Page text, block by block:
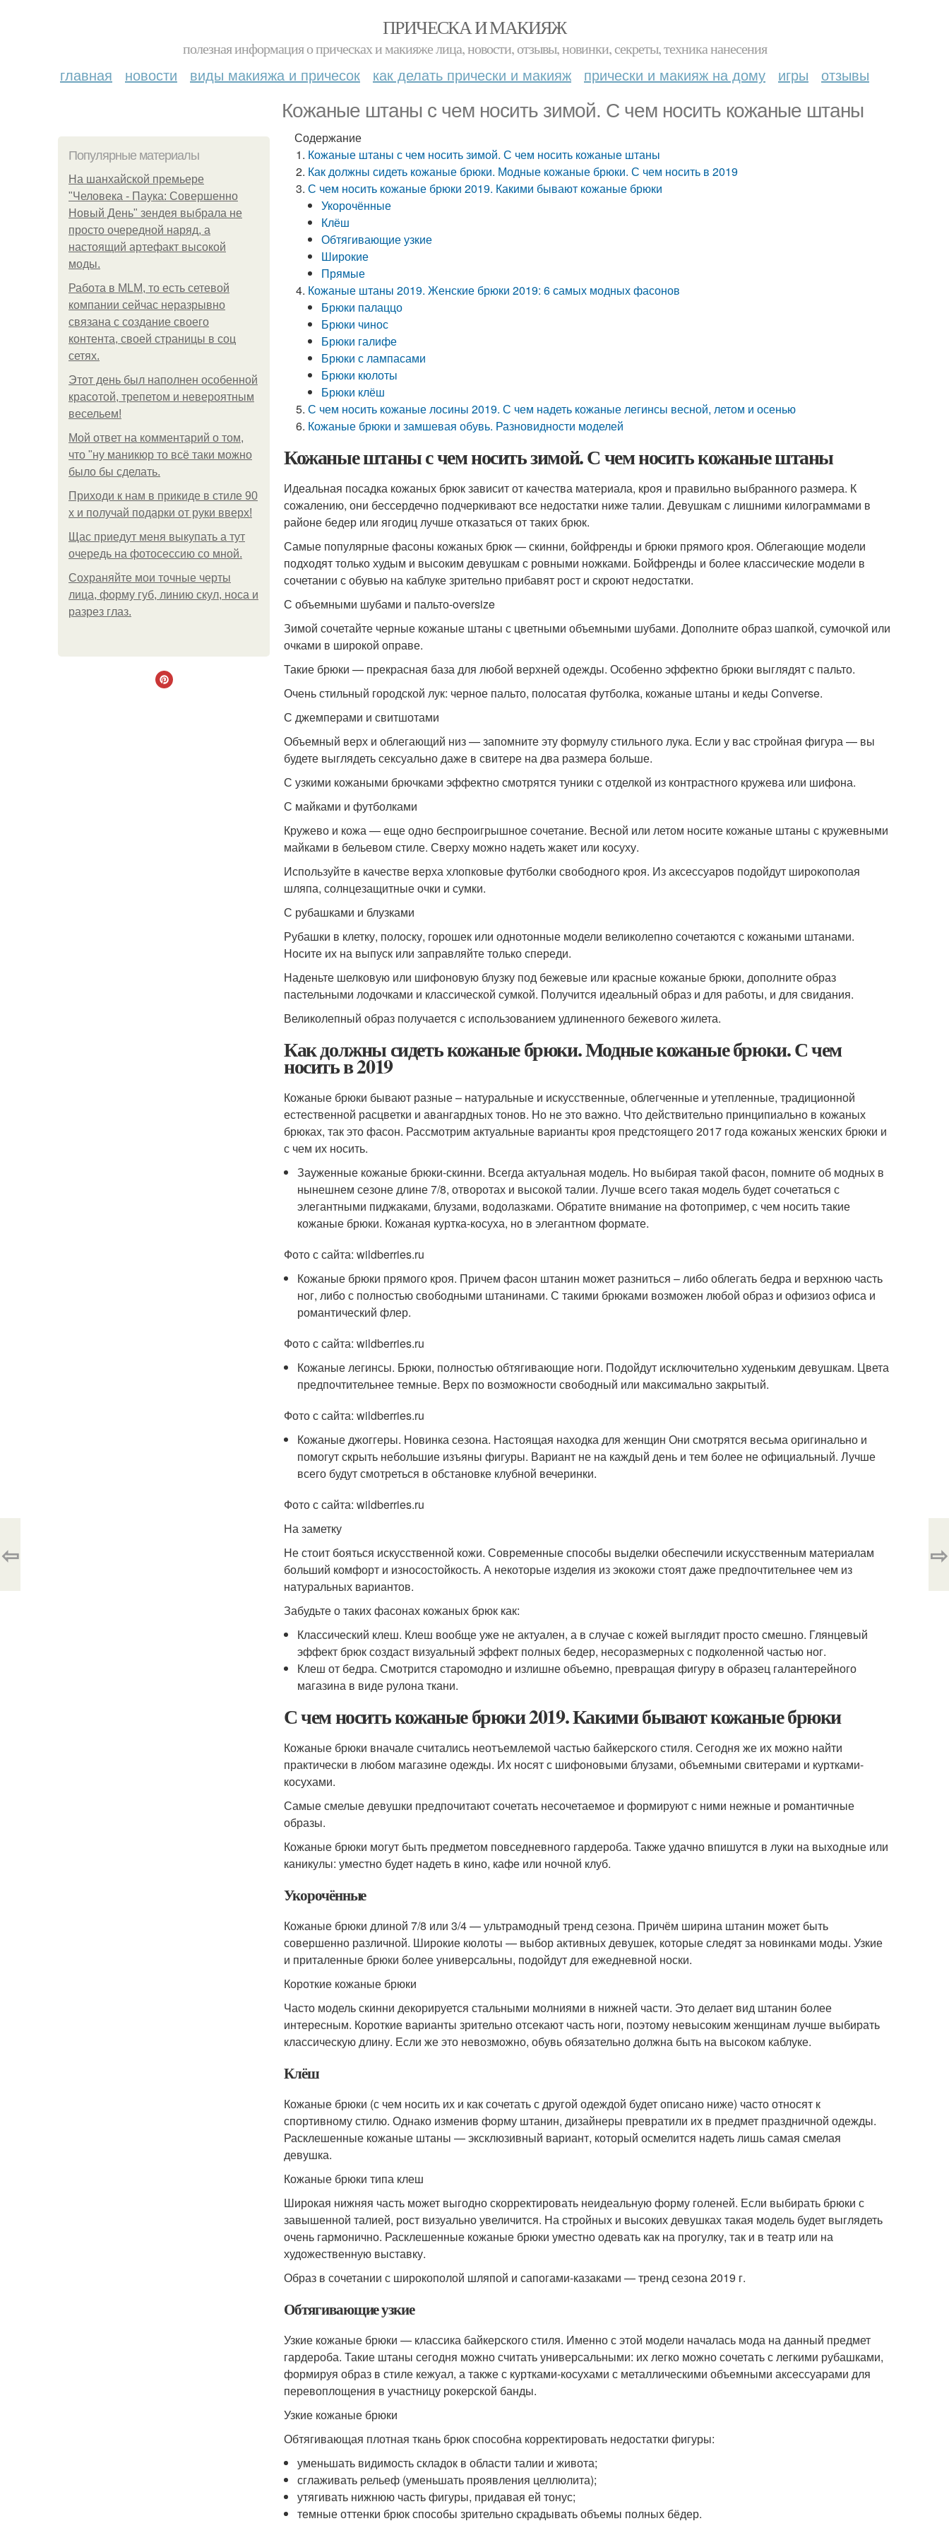
ПРИЧЕСКА И МАКИЯЖ
полезная информация о прическах и макияже лица, новости, отзывы, новинки, секреты, техника нанесения
главная новости виды макияжа и причесок как делать прически и макияж прически и макияж на дому игры отзывы
Кожаные штаны с чем носить зимой. С чем носить кожаные штаны
Популярные материалы
На шанхайской премьере
"Человека - Паука: Совершенно
Новый День" зендея выбрала не
просто очередной наряд, а
настоящий артефакт высокой
моды.
Работа в MLM, то есть сетевой
компании сейчас неразрывно
связана с создание своего
контента, своей страницы в соц
сетях.
Этот день был наполнен особенной
красотой, трепетом и невероятным
весельем!
Мой ответ на комментарий о том,
что "ну маникюр то всё таки можно
было бы сделать.
Приходи к нам в прикиде в стиле 90
х и получай подарки от руки вверх!
Щас приедут меня выкупать а тут
очередь на фотосессию со мной.
Сохраняйте мои точные черты
лица, форму губ, линию скул, носа и
разрез глаз.
Содержание
Кожаные штаны с чем носить зимой. С чем носить кожаные штаны
Как должны сидеть кожаные брюки. Модные кожаные брюки. С чем носить в 2019
С чем носить кожаные брюки 2019. Какими бывают кожаные брюки
Укорочённые
Клёш
Обтягивающие узкие
Широкие
Прямые
Кожаные штаны 2019. Женские брюки 2019: 6 самых модных фасонов
Брюки палаццо
Брюки чинос
Брюки галифе
Брюки с лампасами
Брюки кюлоты
Брюки клёш
С чем носить кожаные лосины 2019. С чем надеть кожаные легинсы весной, летом и осенью
Кожаные брюки и замшевая обувь. Разновидности моделей
Кожаные штаны с чем носить зимой. С чем носить кожаные штаны
Идеальная посадка кожаных брюк зависит от качества материала, кроя и правильно выбранного размера. К
сожалению, они бессердечно подчеркивают все недостатки ниже талии. Девушкам с лишними килограммами в
районе бедер или ягодиц лучше отказаться от таких брюк.
Самые популярные фасоны кожаных брюк — скинни, бойфренды и брюки прямого кроя. Облегающие модели
подходят только худым и высоким девушкам с ровными ножками. Бойфренды и более классические модели в
сочетании с обувью на каблуке зрительно прибавят рост и скроют недостатки.
С объемными шубами и пальто-oversize
Зимой сочетайте черные кожаные штаны с цветными объемными шубами. Дополните образ шапкой, сумочкой или
очками в широкой оправе.
Такие брюки — прекрасная база для любой верхней одежды. Особенно эффектно брюки выглядят с пальто.
Очень стильный городской лук: черное пальто, полосатая футболка, кожаные штаны и кеды Converse.
С джемперами и свитшотами
Объемный верх и облегающий низ — запомните эту формулу стильного лука. Если у вас стройная фигура — вы
будете выглядеть сексуально даже в свитере на два размера больше.
С узкими кожаными брючками эффектно смотрятся туники с отделкой из контрастного кружева или шифона.
С майками и футболками
Кружево и кожа — еще одно беспроигрышное сочетание. Весной или летом носите кожаные штаны с кружевными
майками в бельевом стиле. Сверху можно надеть жакет или косуху.
Используйте в качестве верха хлопковые футболки свободного кроя. Из аксессуаров подойдут широкополая
шляпа, солнцезащитные очки и сумки.
С рубашками и блузками
Рубашки в клетку, полоску, горошек или однотонные модели великолепно сочетаются с кожаными штанами.
Носите их на выпуск или заправляйте только спереди.
Наденьте шелковую или шифоновую блузку под бежевые или красные кожаные брюки, дополните образ
пастельными лодочками и классической сумкой. Получится идеальный образ и для работы, и для свидания.
Великолепный образ получается с использованием удлиненного бежевого жилета.
Как должны сидеть кожаные брюки. Модные кожаные брюки. С чем
носить в 2019
Кожаные брюки бывают разные – натуральные и искусственные, облегченные и утепленные, традиционной
естественной расцветки и авангардных тонов. Но не это важно. Что действительно принципиально в кожаных
брюках, так это фасон. Рассмотрим актуальные варианты кроя предстоящего 2017 года кожаных женских брюки и
с чем их носить.
Зауженные кожаные брюки-скинни. Всегда актуальная модель. Но выбирая такой фасон, помните об модных в
нынешнем сезоне длине 7/8, отворотах и высокой талии. Лучше всего такая модель будет сочетаться с
элегантными пиджаками, блузами, водолазками. Обратите внимание на фотопример, с чем носить такие
кожаные брюки. Кожаная куртка-косуха, но в элегантном формате.
Фото с сайта: wildberries.ru
Кожаные брюки прямого кроя. Причем фасон штанин может разниться – либо облегать бедра и верхнюю часть
ног, либо с полностью свободными штанинами. С такими брюками возможен любой образ и офизиоз офиса и
романтический флер.
Фото с сайта: wildberries.ru
Кожаные легинсы. Брюки, полностью обтягивающие ноги. Подойдут исключительно худеньким девушкам. Цвета
предпочтительнее темные. Верх по возможности свободный или максимально закрытый.
Фото с сайта: wildberries.ru
Кожаные джоггеры. Новинка сезона. Настоящая находка для женщин Они смотрятся весьма оригинально и
помогут скрыть небольшие изъяны фигуры. Вариант не на каждый день и тем более не официальный. Лучше
всего будут смотреться в обстановке клубной вечеринки.
Фото с сайта: wildberries.ru
На заметку
Не стоит бояться искусственной кожи. Современные способы выделки обеспечили искусственным материалам
больший комфорт и износостойкость. А некоторые изделия из экокожи стоят даже предпочтительнее чем из
натуральных вариантов.
Забудьте о таких фасонах кожаных брюк как:
Классический клеш. Клеш вообще уже не актуален, а в случае с кожей выглядит просто смешно. Глянцевый
эффект брюк создаст визуальный эффект полных бедер, несоразмерных с подколенной частью ног.
Клеш от бедра. Смотрится старомодно и излишне объемно, превращая фигуру в образец галантерейного
магазина в виде рулона ткани.
С чем носить кожаные брюки 2019. Какими бывают кожаные брюки
Кожаные брюки вначале считались неотъемлемой частью байкерского стиля. Сегодня же их можно найти
практически в любом магазине одежды. Их носят с шифоновыми блузами, объемными свитерами и куртками-
косухами.
Самые смелые девушки предпочитают сочетать несочетаемое и формируют с ними нежные и романтичные
образы.
Кожаные брюки могут быть предметом повседневного гардероба. Также удачно впишутся в луки на выходные или
каникулы: уместно будет надеть в кино, кафе или ночной клуб.
Укорочённые
Кожаные брюки длиной 7/8 или 3/4 — ультрамодный тренд сезона. Причём ширина штанин может быть
совершенно различной. Широкие кюлоты — выбор активных девушек, которые следят за новинками моды. Узкие
и приталенные брюки более универсальны, подойдут для ежедневной носки.
Короткие кожаные брюки
Часто модель скинни декорируется стальными молниями в нижней части. Это делает вид штанин более
интересным. Короткие варианты зрительно отсекают часть ноги, поэтому невысоким женщинам лучше выбирать
классическую длину. Если же это невозможно, обувь обязательно должна быть на высоком каблуке.
Клёш
Кожаные брюки (с чем носить их и как сочетать с другой одеждой будет описано ниже) часто относят к
спортивному стилю. Однако изменив форму штанин, дизайнеры превратили их в предмет праздничной одежды.
Расклешенные кожаные штаны — эксклюзивный вариант, который осмелится надеть лишь самая смелая
девушка.
Кожаные брюки типа клеш
Широкая нижняя часть может выгодно скорректировать неидеальную форму голеней. Если выбирать брюки с
завышенной талией, рост визуально увеличится. На стройных и высоких девушках такая модель будет выглядеть
очень гармонично. Расклешенные кожаные брюки уместно одевать как на прогулку, так и в театр или на
художественную выставку.
Образ в сочетании с широкополой шляпой и сапогами-казаками — тренд сезона 2019 г.
Обтягивающие узкие
Узкие кожаные брюки — классика байкерского стиля. Именно с этой модели началась мода на данный предмет
гардероба. Такие штаны сегодня можно считать универсальными: их легко можно сочетать с легкими рубашками,
формируя образ в стиле кежуал, а также с куртками-косухами с металлическими объемными аксессуарами для
перевоплощения в участницу рокерской банды.
Узкие кожаные брюки
Обтягивающая плотная ткань брюк способна корректировать недостатки фигуры:
уменьшать видимость складок в области талии и живота;
сглаживать рельеф (уменьшать проявления целлюлита);
утягивать нижнюю часть фигуры, придавая ей тонус;
темные оттенки брюк способы зрительно скрадывать объемы полных бёдер.
⇦ ⇨